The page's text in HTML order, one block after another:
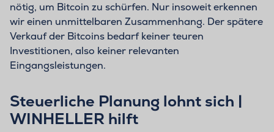
nötig, um Bitcoin zu schürfen. Nur insoweit erkennen
wir einen unmittelbaren Zusammenhang. Der spätere
Verkauf der Bitcoins bedarf keiner teuren
Investitionen, also keiner relevanten
Eingangsleistungen.
Steuerliche Planung lohnt sich |
WINHELLER hilft